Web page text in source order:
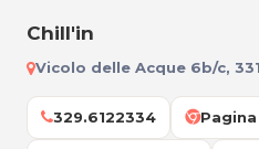
Chill'in
Vicolo delle Acque 6b/c,
329.6122334